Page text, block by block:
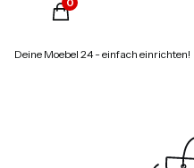
Produkte im
Deine Moebel 24 - einfach einrichten!